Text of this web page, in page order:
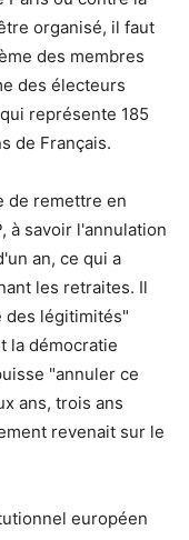
organisé, il faut
des membres
des électeurs
représente 185
de Français.
de remettre en
à savoir l'annulation
an, ce qui a
les retraites. Il
des légitimités"
la démocratie
"annuler ce
ans, trois ans
revenait sur le
européen